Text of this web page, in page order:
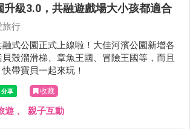
升級3.0，共融遊戲場大小孩都適合
旅行
式公園正式上線啦！大佳河濱公園新增各
殼溜滑梯、章魚王國、冒險王國等，而且
帶寶貝一起來玩！
收藏
遊 、 親子互動